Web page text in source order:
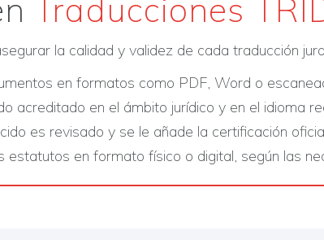
Traducciones
la calidad y validez de cada traducción
en formatos como PDF, Word o
acreditado en el ámbito jurídico y en el idioma
es revisado y se le añade la certificación
estatutos en formato físico o digital, según las